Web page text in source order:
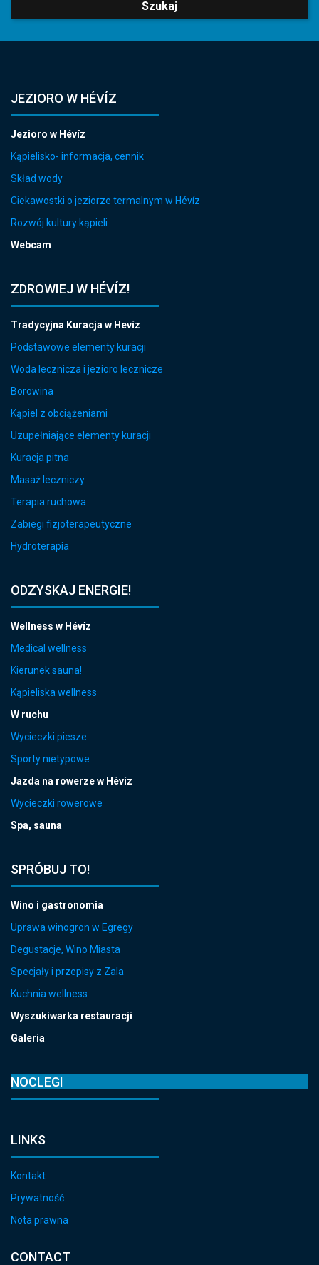
Szukaj
JEZIORO W HÉVÍZ
Jezioro w Hévíz
Kąpielisko- informacja, cennik
Skład wody
Ciekawostki o jeziorze termalnym w Hévíz
Rozwój kultury kąpieli
Webcam
ZDROWIEJ W HÉVÍZ!
Tradycyjna Kuracja w Hevíz
Podstawowe elementy kuracji
Woda lecznicza i jezioro lecznicze
Borowina
Kąpiel z obciążeniami
Uzupełniające elementy kuracji
Kuracja pitna
Masaż leczniczy
Terapia ruchowa
Zabiegi fizjoterapeutyczne
Hydroterapia
ODZYSKAJ ENERGIE!
Wellness w Hévíz
Medical wellness
Kierunek sauna!
Kąpieliska wellness
W ruchu
Wycieczki piesze
Sporty nietypowe
Jazda na rowerze w Hévíz
Wycieczki rowerowe
Spa, sauna
SPRÓBUJ TO!
Wino i gastronomia
Uprawa winogron w Egregy
Degustacje, Wino Miasta
Specjały i przepisy z Zala
Kuchnia wellness
Wyszukiwarka restauracji
Galeria
NOCLEGI
LINKS
Kontakt
Prywatność
Nota prawna
CONTACT